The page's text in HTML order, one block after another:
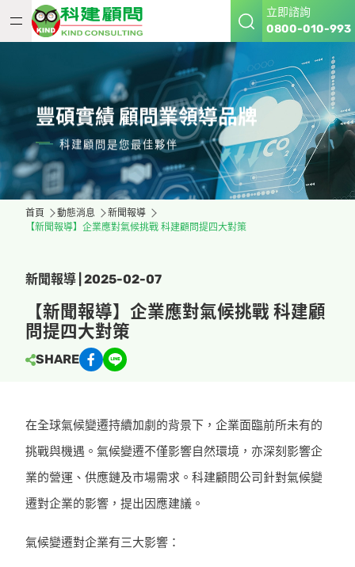
立即諮詢
0800-010-993
豐碩實績 顧問業領導品牌
科建顧問是您最佳夥伴
首頁 動態消息
新聞報導
【新聞報導】企業應對氣候挑戰 科建顧問提四大對策
新聞報導 | 2025-02-07
【新聞報導】企業應對氣候挑戰 科建顧
問提四大對策
SHARE
在全球氣候變遷持續加劇的背景下，企業面臨前所未有的
挑戰與機遇。氣候變遷不僅影響自然環境，亦深刻影響企
業的營運、供應鏈及市場需求。科建顧問公司針對氣候變
遷對企業的影響，提出因應建議。
氣候變遷對企業有三大影響：